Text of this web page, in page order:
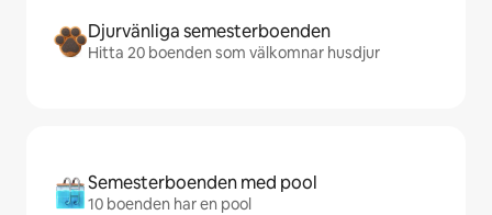
Djurvänliga semesterboenden
Hitta 20 boenden som välkomnar husdjur
Semesterboenden med pool
10 boenden har en pool